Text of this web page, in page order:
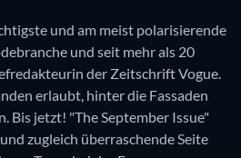
und am meist polarisierende
und seit mehr als 20
der Zeitschrift Vogue.
erlaubt, hinter die Fassaden
Bis jetzt! "The September Issue"
zugleich überraschende Seite